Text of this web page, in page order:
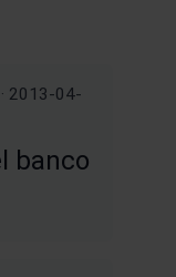
· 2013-04-
banco